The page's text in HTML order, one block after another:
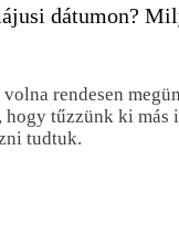
dátumon?
rendesen
tűzzünk ki más
tudtuk.